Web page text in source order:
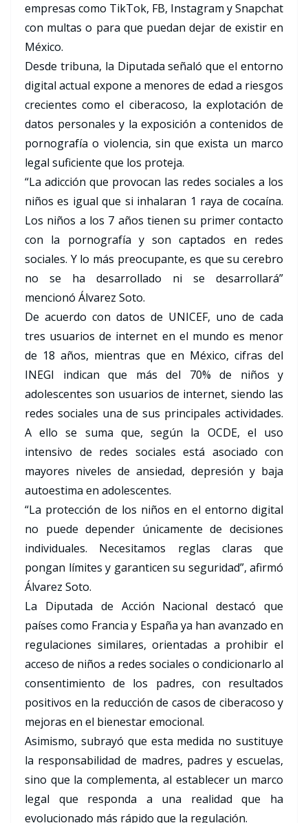
empresas como TikTok, FB, Instagram y Snapchat
con multas o para que puedan dejar de existir en
México.
Desde tribuna, la Diputada señaló que el entorno
digital actual expone a menores de edad a riesgos
crecientes como el ciberacoso, la explotación de
datos personales y la exposición a contenidos de
pornografía o violencia, sin que exista un marco
legal suficiente que los proteja.
“La adicción que provocan las redes sociales a los
niños es igual que si inhalaran 1 raya de cocaína.
Los niños a los 7 años tienen su primer contacto
con la pornografía y son captados en redes
sociales. Y lo más preocupante, es que su cerebro
no se ha desarrollado ni se desarrollará”
mencionó Álvarez Soto.
De acuerdo con datos de UNICEF, uno de cada
tres usuarios de internet en el mundo es menor
de 18 años, mientras que en México, cifras del
INEGI indican que más del 70% de niños y
adolescentes son usuarios de internet, siendo las
redes sociales una de sus principales actividades.
A ello se suma que, según la OCDE, el uso
intensivo de redes sociales está asociado con
mayores niveles de ansiedad, depresión y baja
autoestima en adolescentes.
“La protección de los niños en el entorno digital
no puede depender únicamente de decisiones
individuales. Necesitamos reglas claras que
pongan límites y garanticen su seguridad”, afirmó
Álvarez Soto.
La Diputada de Acción Nacional destacó que
países como Francia y España ya han avanzado en
regulaciones similares, orientadas a prohibir el
acceso de niños a redes sociales o condicionarlo al
consentimiento de los padres, con resultados
positivos en la reducción de casos de ciberacoso y
mejoras en el bienestar emocional.
Asimismo, subrayó que esta medida no sustituye
la responsabilidad de madres, padres y escuelas,
sino que la complementa, al establecer un marco
legal que responda a una realidad que ha
evolucionado más rápido que la regulación.